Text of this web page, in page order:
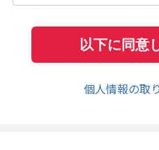
個人情報の取